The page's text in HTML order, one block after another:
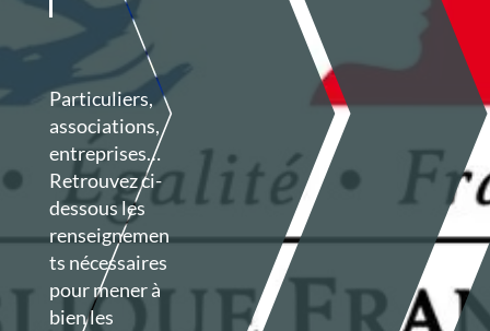
Particuliers,
associations,
entreprises…
Retrouvez ci-
dessous les
renseignemen
ts nécessaires
pour mener à
bien les